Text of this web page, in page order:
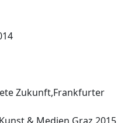
Zukunft,Frankfurter